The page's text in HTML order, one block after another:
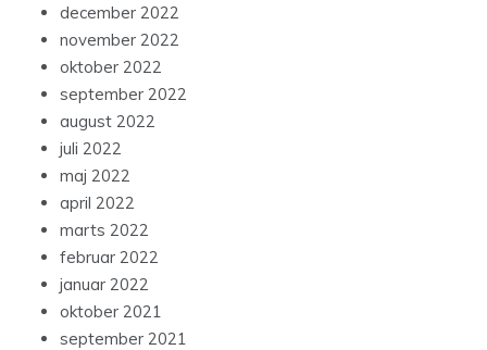
december 2022
november 2022
oktober 2022
september 2022
august 2022
juli 2022
maj 2022
april 2022
marts 2022
februar 2022
januar 2022
oktober 2021
september 2021